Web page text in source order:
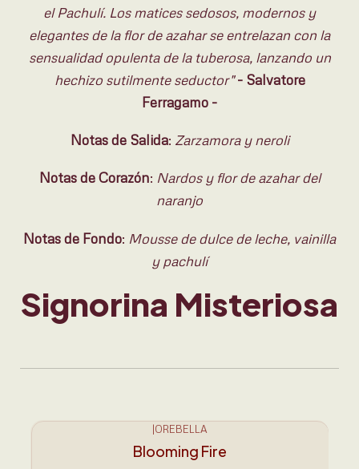
el Pachulí. Los matices sedosos, modernos y
elegantes de la flor de azahar se entrelazan con la
sensualidad opulenta de la tuberosa, lanzando un
hechizo sutilmente seductor"- Salvatore
Ferragamo -
Notas de Salida: Zarzamora y neroli
Notas de Corazón: Nardos y flor de azahar del
naranjo
Notas de Fondo: Mousse de dulce de leche, vainilla
y pachulí
Signorina Misteriosa
Conoce Orebella. Fórmula
♥︎
|OREBELLA
Blooming Fire